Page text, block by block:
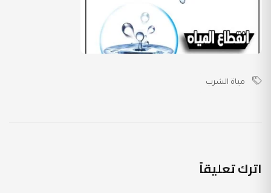
مياة الشرب
اترك تعليقاً